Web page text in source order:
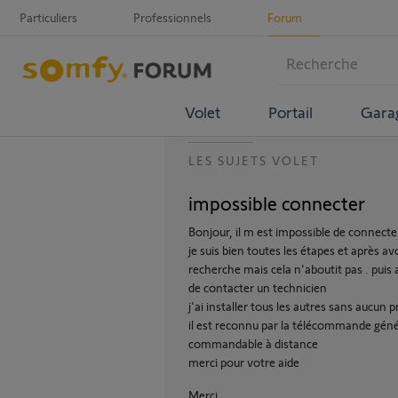
Particuliers Professionnels Forum
Volet Portail
LES SUJETS VOLET
impossible connecter
Bonjour, il m est impossible de
je suis bien toutes les étapes et après
recherche mais cela n'aboutit pas .
de contacter un technicien
j'ai installer tous les autres sans aucun
il est reconnu par la télécommande
commandable à distance
merci pour votre aide
Merci,